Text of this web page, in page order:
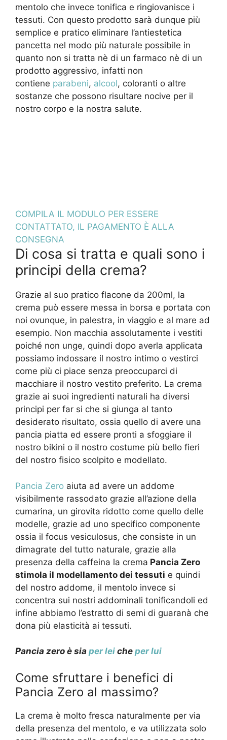
mentolo che invece tonifica e ringiovanisce i
tessuti. Con questo prodotto sarà dunque più
semplice e pratico eliminare l’antiestetica
pancetta nel modo più naturale possibile in
quanto non si tratta nè di un farmaco nè di un
prodotto aggressivo, infatti non
contiene parabeni, alcool, coloranti o altre
sostanze che possono risultare nocive per il
nostro corpo e la nostra salute.
COMPILA IL MODULO PER ESSERE
CONTATTATO, IL PAGAMENTO È ALLA
CONSEGNA
Di cosa si tratta e quali sono i
principi della crema?
Grazie al suo pratico flacone da 200ml, la
crema può essere messa in borsa e portata con
noi ovunque, in palestra, in viaggio e al mare ad
esempio. Non macchia assolutamente i vestiti
poiché non unge, quindi dopo averla applicata
possiamo indossare il nostro intimo o vestirci
come più ci piace senza preoccuparci di
macchiare il nostro vestito preferito. La crema
grazie ai suoi ingredienti naturali ha diversi
principi per far si che si giunga al tanto
desiderato risultato, ossia quello di avere una
pancia piatta ed essere pronti a sfoggiare il
nostro bikini o il nostro costume più bello fieri
del nostro fisico scolpito e modellato.
Pancia Zero aiuta ad avere un addome
visibilmente rassodato grazie all’azione della
cumarina, un girovita ridotto come quello delle
modelle, grazie ad uno specifico componente
ossia il focus vesiculosus, che consiste in un
dimagrate del tutto naturale, grazie alla
presenza della caffeina la crema Pancia Zero
stimola il modellamento dei tessuti e quindi
del nostro addome, il mentolo invece si
concentra sui nostri addominali tonificandoli ed
infine abbiamo l’estratto di semi di guaranà che
dona più elasticità ai tessuti.
Pancia zero è sia per lei che per lui
Come sfruttare i benefici di
Pancia Zero al massimo?
La crema è molto fresca naturalmente per via
della presenza del mentolo, e va utilizzata solo